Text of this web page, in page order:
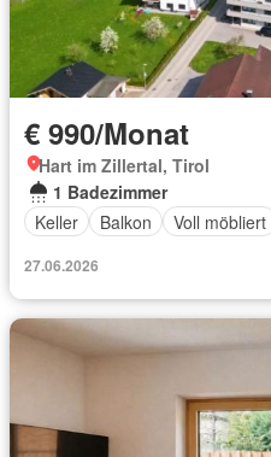
€ 990/Monat
Hart im Zillertal, Tirol
1 Badezimmer
Keller
Balkon Voll möbliert
27.06.2026